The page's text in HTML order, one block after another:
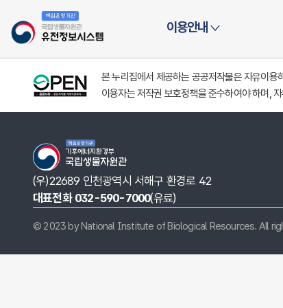
템 이용안내
본 누리집에서 제공하는 공공저작물은 자유이
이용자는 저작권 보호정책을 준수하여야 하며,
(우)22689 인천광역시 서해구 환경로 42
대표전화 032-590-7000(유료)
© 2023 by National Institute of Biological Resources. All